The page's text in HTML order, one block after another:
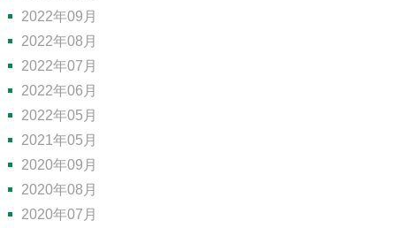
2022年09月
2022年08月
2022年07月
2022年06月
2022年05月
2021年05月
2020年09月
2020年08月
2020年07月